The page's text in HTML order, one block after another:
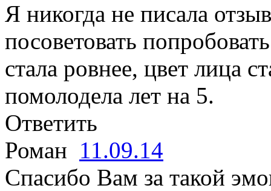
Я никогда не писала
посоветовать
стала ровнее, цвет лица
помолодела лет на 5.
Ответить
Роман 11.09.14
Спасибо Вам за такой